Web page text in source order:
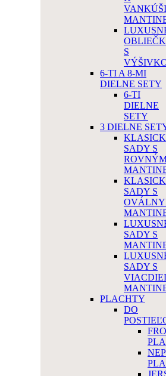
S
6-TI A 8-MI
DIELNE SETY
6-TI
DIELNE
SETY
3 DIELNE
SADY S
SADY S
SADY S
SADY S
PLACHTY
DO